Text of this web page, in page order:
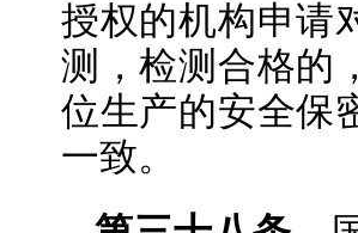
授权的机构申请
测，检测合格的
位生产的安全保
一致。